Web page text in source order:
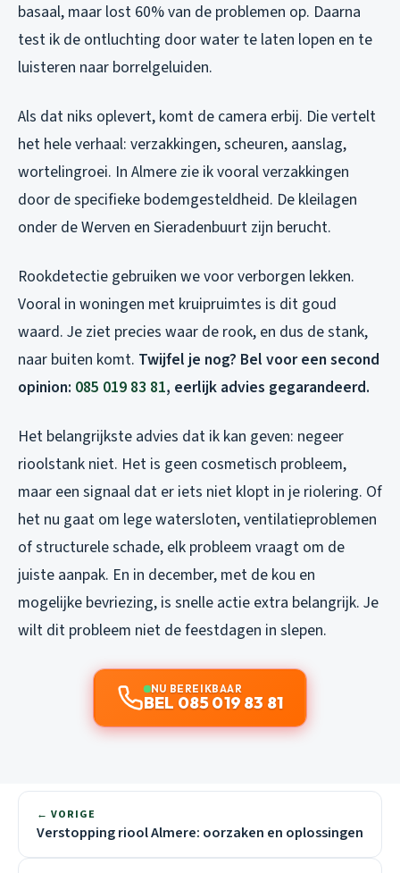
basaal, maar lost 60% van de problemen op. Daarna
test ik de ontluchting door water te laten lopen en te
luisteren naar borrelgeluiden.
Als dat niks oplevert, komt de camera erbij. Die vertelt
het hele verhaal: verzakkingen, scheuren, aanslag,
wortelingroei. In Almere zie ik vooral verzakkingen
door de specifieke bodemgesteldheid. De kleilagen
onder de Werven en Sieradenbuurt zijn berucht.
Rookdetectie gebruiken we voor verborgen lekken.
Vooral in woningen met kruipruimtes is dit goud
waard. Je ziet precies waar de rook, en dus de stank,
naar buiten komt. Twijfel je nog? Bel voor een second
opinion: 085 019 83 81, eerlijk advies gegarandeerd.
Het belangrijkste advies dat ik kan geven: negeer
rioolstank niet. Het is geen cosmetisch probleem,
maar een signaal dat er iets niet klopt in je riolering. Of
het nu gaat om lege watersloten, ventilatieproblemen
of structurele schade, elk probleem vraagt om de
juiste aanpak. En in december, met de kou en
mogelijke bevriezing, is snelle actie extra belangrijk. Je
wilt dit probleem niet de feestdagen in slepen.
NU BEREIKBAAR
BEL 085 019 83 81
← VORIGE
Verstopping riool Almere: oorzaken en oplossingen